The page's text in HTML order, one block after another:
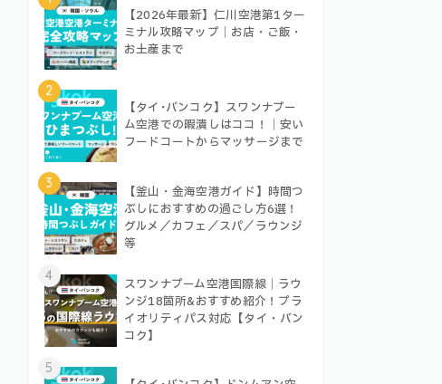
【2026年最新】仁川空港第1ター
ミナル攻略マップ｜お店・ご飯・
お土産まで
2
【タイ･バンコク】スワンナプー
ム空港での暇潰しはココ！｜安い
フードコートからマッサージまで
3
【釜山・金海空港ガイド】時間つ
ぶしにおすすめの過ごし方6選！
グルメ／カフェ／スパ／ラウンジ
等
4
スワンナプーム空港国際線｜ラウ
ンジ18箇所&おすすめ紹介！プラ
イオリティパス対応【タイ・バン
コク】
5